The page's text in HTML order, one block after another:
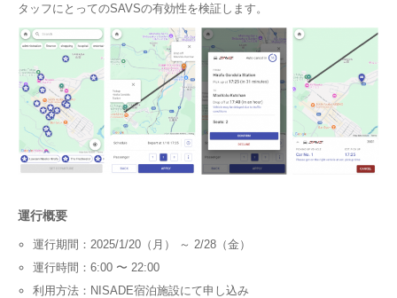
タッフにとってのSAVSの有効性を検証します。
運行概要
運行期間：2025/1/20（月） ～ 2/28（金）
運行時間：6:00 〜 22:00
利用方法：NISADE宿泊施設にて申し込み